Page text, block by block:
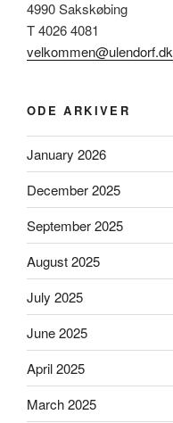
4990 Sakskøbing
T 4026 4081
velkommen@ulendorf.dk
ODE ARKIVER
January 2026
December 2025
September 2025
August 2025
July 2025
June 2025
April 2025
March 2025